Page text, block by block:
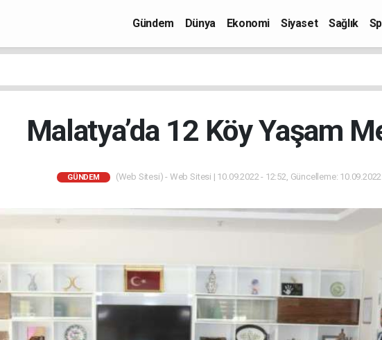
Gündem Dünya Ekonomi Siyaset Sağlık
Malatya’da 12 Köy Yaşam
GÜNDEM (Web Sitesi) - Web Sitesi | 10.09.2022 - 12:52, Güncelleme: 10.09.2022